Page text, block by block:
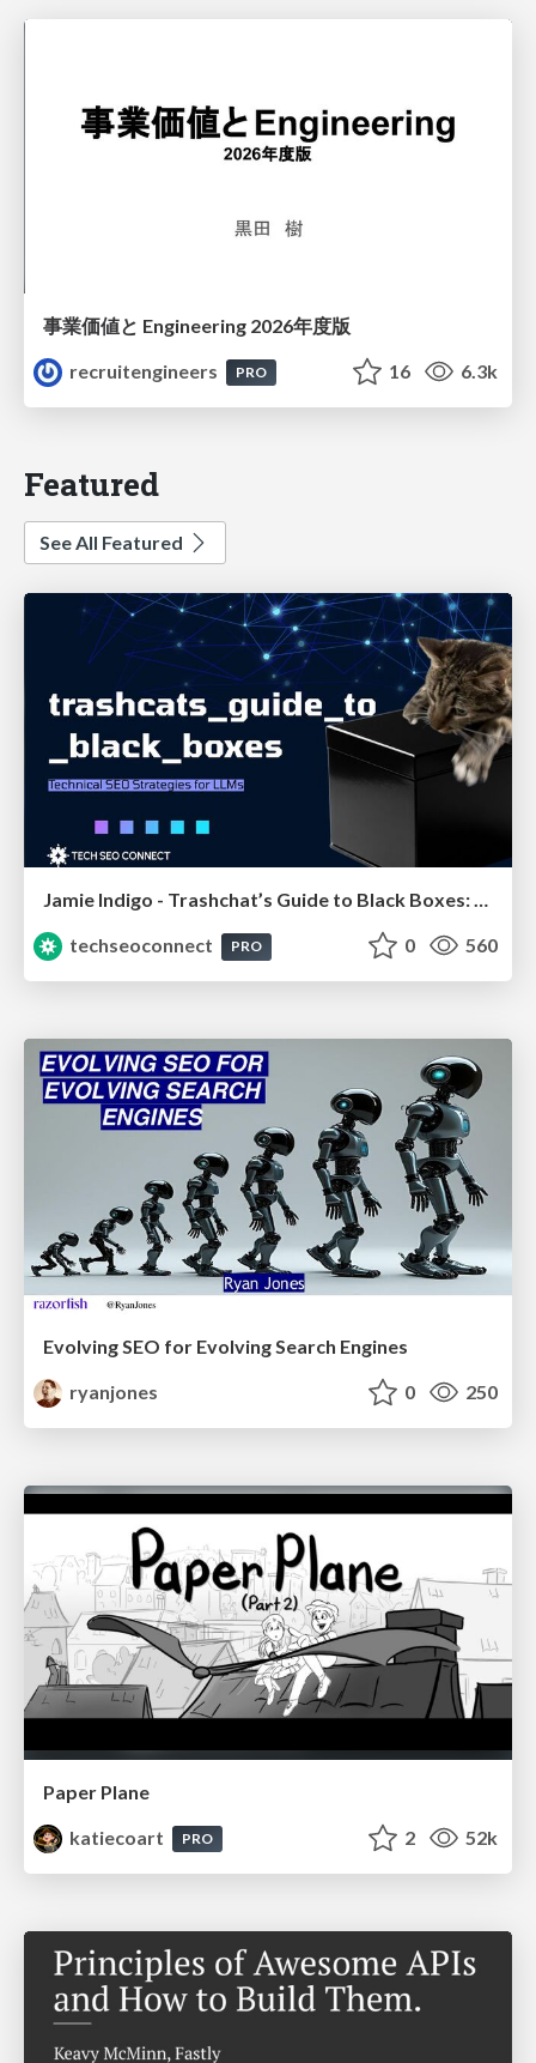
事業価値と Engineering 2026年度版
recruitengineers
PRO 16 6.3k
Featured
See All Featured
Jamie Indigo - Trashchat’s Guide to Black Boxes: Technical SEO Tactics for LLMs
techseoconnect
PRO 0 560
Evolving SEO for Evolving Search Engines
ryanjones
0 250
Paper Plane
katiecoart
PRO 2 52k